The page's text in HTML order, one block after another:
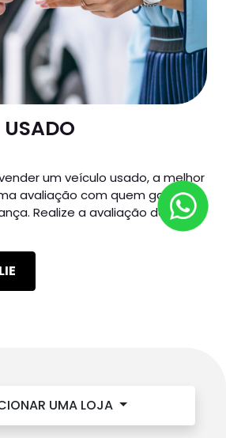
USADO
um veículo usado, a melhor
avaliação com quem garante
Realize a avaliação do seu
UMA LOJA